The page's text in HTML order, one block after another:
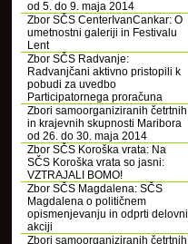
od 5. do 9. maja 2014
Zbor SČS CenterIvanCankar: O
umetnostni galeriji in Festivalu
Lent
Zbor SČS Radvanje:
Radvanjčani aktivno pristopili k
pobudi za uvedbo
Participatornega proračuna
Zbori samoorganiziranih četrtnih
in krajevnih skupnosti Maribora
od 26. do 30. maja 2014
Zbor SČS Koroška vrata: Na
SČS Koroška vrata so jasni:
VZTRAJALI BOMO!
Zbor SČS Magdalena: SČS
Magdalena o političnem
opismenjevanju in odprti delovni
akciji
Zbori samoorganiziranih četrtnih